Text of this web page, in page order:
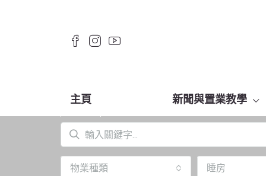
主頁 新聞與置業教學
物業種類 睡房